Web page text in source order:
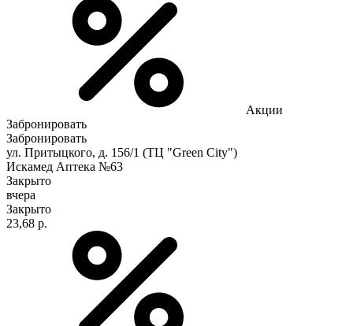
Акции
Забронировать
Забронировать
ул. Притыцкого, д. 156/1 (ТЦ "Green City")
Искамед Аптека №63
Закрыто
вчера
Закрыто
23,68 р.